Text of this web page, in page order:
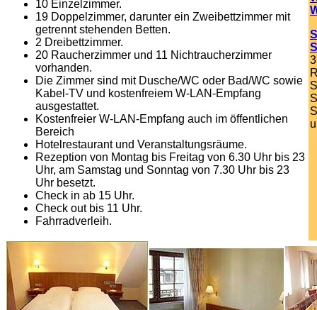
10 Einzelzimmer.
19 Doppelzimmer, darunter ein Zweibettzimmer mit
getrennt stehenden Betten.
2 Dreibettzimmer.
20 Raucherzimmer und 11 Nichtraucherzimmer
vorhanden.
Die Zimmer sind mit Dusche/WC oder Bad/WC sowie
Kabel-TV und kostenfreiem W-LAN-Empfang
ausgestattet.
Kostenfreier W-LAN-Empfang auch im öffentlichen
Bereich
Hotelrestaurant und Veranstaltungsräume.
Rezeption von Montag bis Freitag von 6.30 Uhr bis 23
Uhr, am Samstag und Sonntag von 7.30 Uhr bis 23
Uhr besetzt.
Check in ab 15 Uhr.
Check out bis 11 Uhr.
Fahrradverleih.